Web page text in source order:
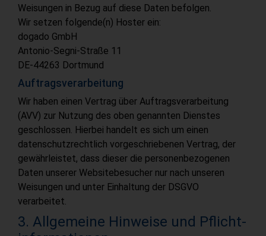
Weisungen in Bezug auf diese Daten befolgen.
Wir setzen folgende(n) Hoster ein:
dogado GmbH
Antonio-Segni-Straße 11
DE-44263 Dortmund
Auftragsverarbeitung
Wir haben einen Vertrag über Auftragsverarbeitung
(AVV) zur Nutzung des oben genannten Dienstes
geschlossen. Hierbei handelt es sich um einen
datenschutzrechtlich vorgeschriebenen Vertrag, der
gewährleistet, dass dieser die personenbezogenen
Daten unserer Websitebesucher nur nach unseren
Weisungen und unter Einhaltung der DSGVO
verarbeitet.
3. Allgemeine Hinweise und Pflicht­